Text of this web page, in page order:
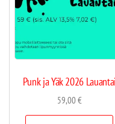
Punk ja Yäk 2026 Lauantai
59,00€